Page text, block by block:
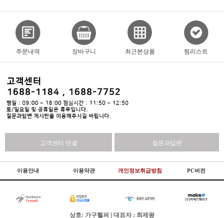
주문내역 장바구니 최근본상품 찜리스트
고객센터 연결 질문과답변
이용안내 이용약관 개인정보취급방침 PC버전
상호: 가구헬퍼 | 대표자 : 최제왕